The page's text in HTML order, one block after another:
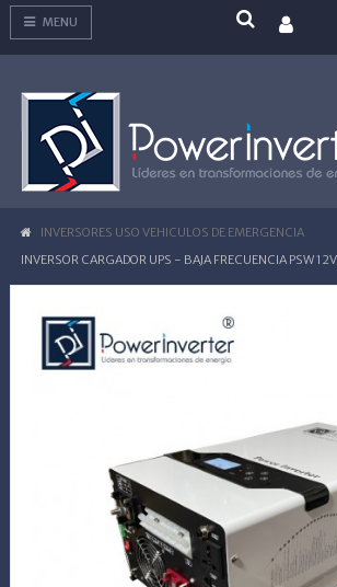
MENU
INVERSORES USO VEHICULOS DE EMERGENCIA
INVERSOR CARGADOR UPS - BAJA FRECUENCIA PSW